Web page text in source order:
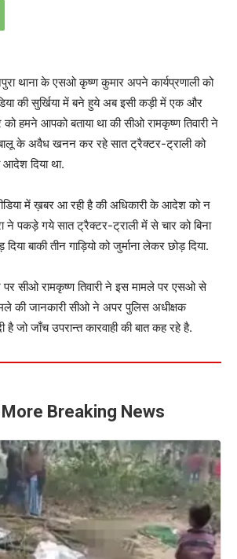
थाना के एसओ कृष्ण कुमार अपने कार्यप्रणाली को
की सुर्खिया में बने हुये अब इसी कड़ी में एक और
हमने आपको बताया था की सीओ रामकृष्ण तिवारी ने
बालू के अवैध खनन कर रहे सात ट्रैक्टर-ट्राली को
दिया था.
में ख़बर आ रही है की अधिकारी के आदेश को न
ने पकड़े गये सात ट्रैक्टर-ट्राली में से चार को बिना
दिया बाकी तीन गाड़ियो को जुर्माना लेकर छोड़ दिया.
पर सीओ रामकृष्ण तिवारी ने इस मामले पर एसओ से
की जानकारी सीओ ने अपर पुलिस अधीक्षक
है जो जाँच उपरान्त कारवाही की बात कह रहे है.
More Breaking News